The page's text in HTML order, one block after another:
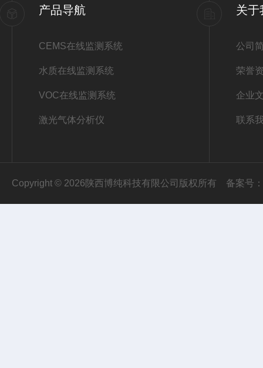
产品导航
CEMS在线监测系统
水质在线监测系统
VOC在线监测系统
激光气体分析仪
关于
公司
荣誉
企业
联系
Copyright © 2026陕西博纯科技有限公司版权所有 备案号